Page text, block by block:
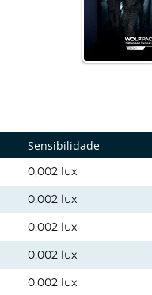
Sensibilidade
0,002 lux
0,002 lux
0,002 lux
0,002 lux
0,002 lux